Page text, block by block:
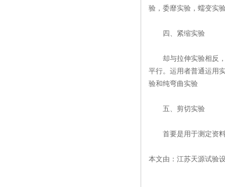
验，委靡实验，蠕变实
四、紧缩实验
却与拉伸实验相反，
平行。运用者普通运用
验和纯弯曲实验
五、剪切实验
首要是用于测定资料
本文由：江苏天源试验